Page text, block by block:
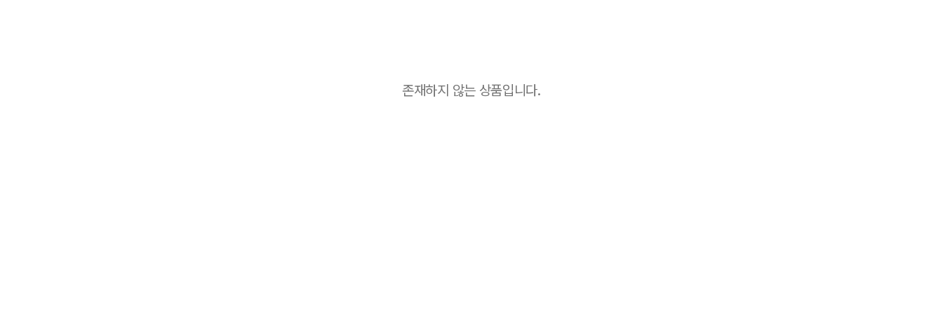
존재하지 않는 상품입니다.